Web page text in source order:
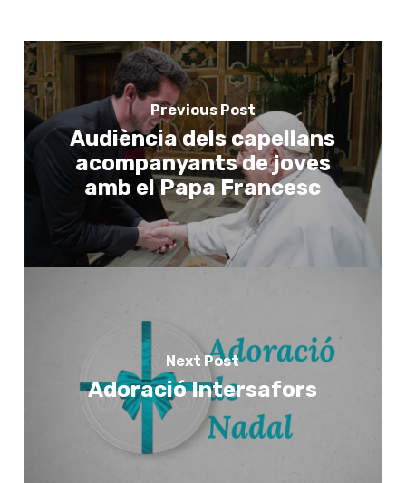
Previous Post
Audiència dels capellans
acompanyants de joves
amb el Papa Francesc
Next Post
Adoració Intersafors